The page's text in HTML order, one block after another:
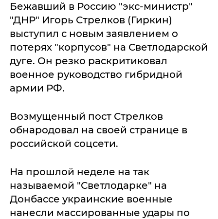
Бежавший в Россию "экс-министр"
"ДНР" Игорь Стрелков (Гиркин)
выступил с новым заявлением о
потерях "корпусов" на Светлодарской
дуге. Он резко раскритиковал
военное руководство гибридной
армии РФ.
Возмущенный пост Стрелков
обнародовал на своей странице в
российской соцсети.
На прошлой неделе на так
называемой "Светлодарке" на
Донбассе украинские военные
нанесли массированные удары по